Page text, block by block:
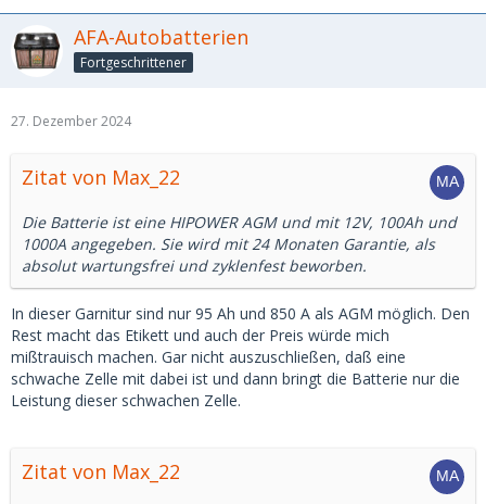
AFA-Autobatterien
Fortgeschrittener
27. Dezember 2024
Zitat von Max_22
Die Batterie ist eine HIPOWER AGM und mit 12V, 100Ah und
1000A angegeben. Sie wird mit 24 Monaten Garantie, als
absolut wartungsfrei und zyklenfest beworben.
In dieser Garnitur sind nur 95 Ah und 850 A als AGM möglich. Den
Rest macht das Etikett und auch der Preis würde mich
mißtrauisch machen. Gar nicht auszuschließen, daß eine
schwache Zelle mit dabei ist und dann bringt die Batterie nur die
Leistung dieser schwachen Zelle.
Zitat von Max_22